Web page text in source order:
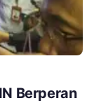
Berperan